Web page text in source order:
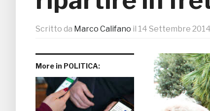
Scritto da Marco Califano il 14 Settembre 2014
More in POLITICA: